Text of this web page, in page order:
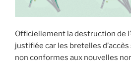
Officiellement la destruction de
justifiée car les bretelles
non conformes aux nouvelles